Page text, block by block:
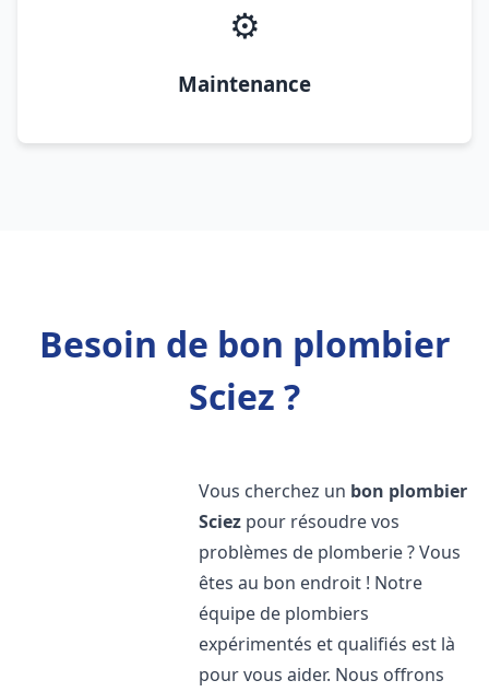
⚙️
Maintenance
Besoin de bon plombier
Sciez ?
Vous cherchez un bon plombier
Sciez pour résoudre vos
problèmes de plomberie ? Vous
êtes au bon endroit ! Notre
équipe de plombiers
expérimentés et qualifiés est là
pour vous aider. Nous offrons